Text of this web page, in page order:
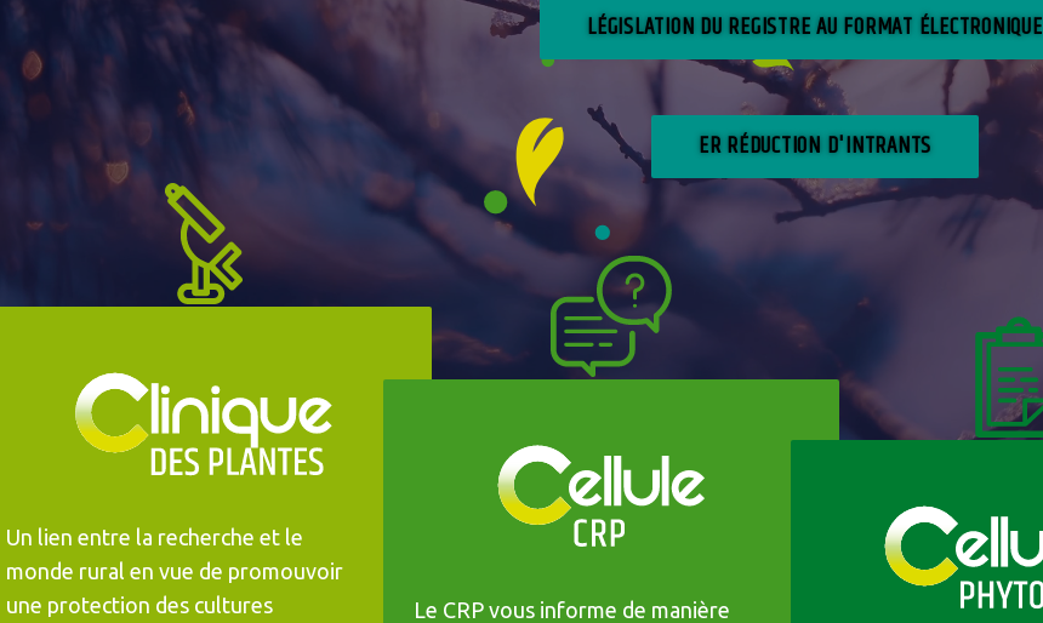
LÉGISLATION DU REGISTRE AU FORMAT ÉLECTRONIQUE
ER RÉDUCTION D'INTRANTS
Un lien entre la recherche et le
monde rural en vue de promouvoir
une protection des cultures
Le CRP vous informe de manière